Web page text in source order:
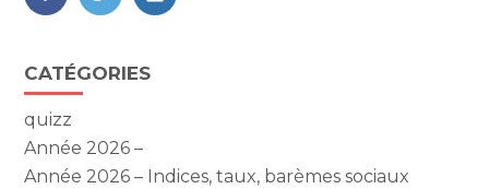
FaceBook
TwitterLinkedIn
Blog
sidebar
CATÉGORIES
quizz
Année 2026 –
Année 2026 – Indices, taux, barèmes sociaux